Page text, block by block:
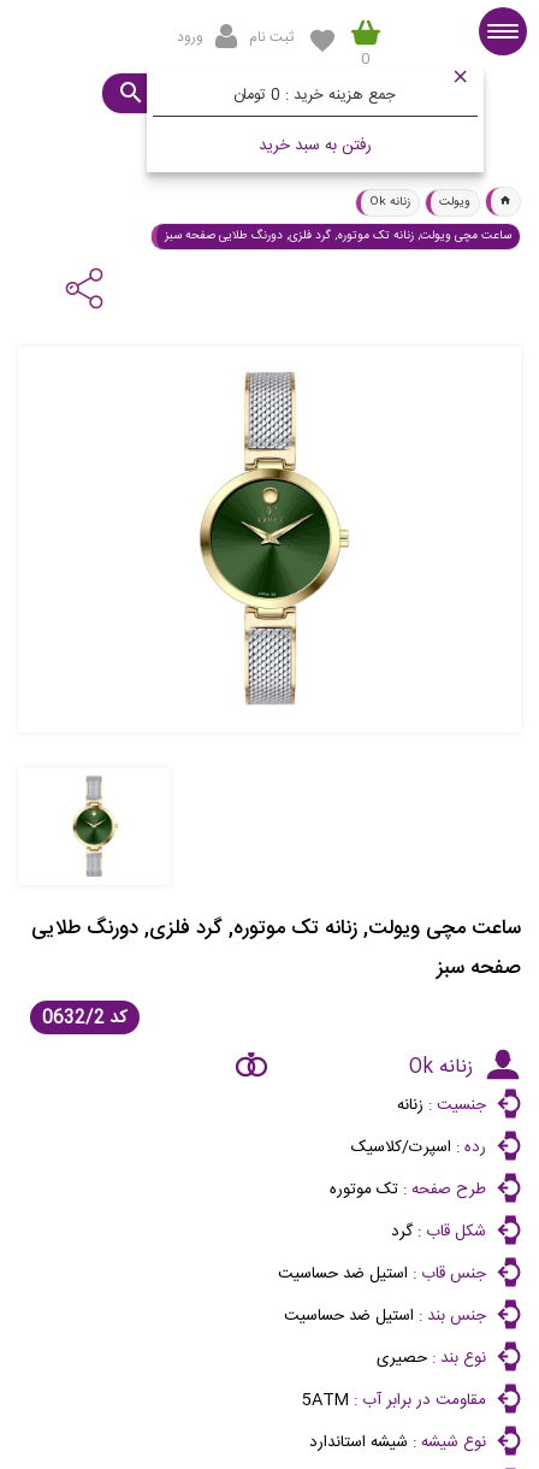
0
جمع هزینه خرید :
رفتن به سبد خرید
ثبت نام ورود
ساعت مورد نظرتان چیست؟
ویولت
زنانه Ok
ساعت مچی ویولت, زنانه تک موتوره, گرد فلزی, دورنگ طلایی صفحه سبز
ساعت مچی ویولت, زنانه تک موتوره, گرد فلزی, دورنگ طلایی
صفحه سبز
کد
زنانه Ok
جنسیت : زنانه
رده : اسپرت/کلاسیک
طرح صفحه : تک موتوره
شکل قاب :گرد
جنس قاب : استیل ضد حساسیت
جنس بند : استیل ضد حساسیت
نوع بند : حصیری
مقاومت در برابر آب : 5ATM
نوع شیشه : شیشه استاندارد